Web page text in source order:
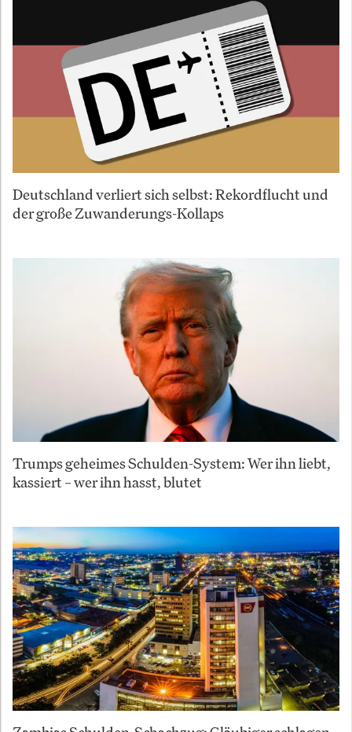
Deutschland verliert sich selbst: Rekordflucht und
der große Zuwanderungs-Kollaps
Trumps geheimes Schulden-System: Wer ihn liebt,
kassiert – wer ihn hasst, blutet